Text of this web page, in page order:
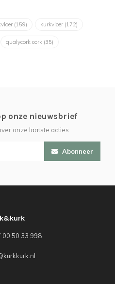
(159) kurkvloer (172)
qualycork cork (35)
onze nieuwsbrief
onze laatste acties
Abonneer
00 50 33 998